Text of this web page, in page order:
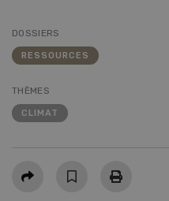
DOSSIERS
RESSOURCES
THÈMES
CLIMAT
Partager